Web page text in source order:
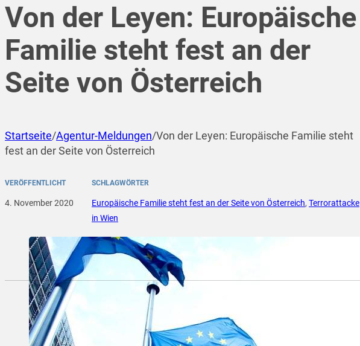
Von der Leyen: Europäische
Familie steht fest an der
Seite von Österreich
Startseite/Agentur-Meldungen/Von der Leyen: Europäische Familie steht
fest an der Seite von Österreich
VERÖFFENTLICHT
4. November 2020
SCHLAGWÖRTER
Europäische Familie steht fest an der Seite von Österreich, Terrorattacke
in Wien